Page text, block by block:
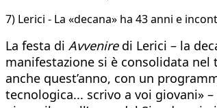
7) Lerici - La «decana» ha 43 anni e
La festa di Avveniredi Lerici – la
manifestazione si è consolidata
anche quest’anno, con un
tecnologica... scrivo a voi giovani»